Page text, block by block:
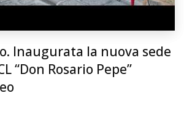
Inaugurata la nuova sede
“Don Rosario Pepe”